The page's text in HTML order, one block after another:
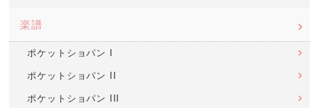
楽譜
ポケットショパン I
ポケットショパン II
ポケットショパン III